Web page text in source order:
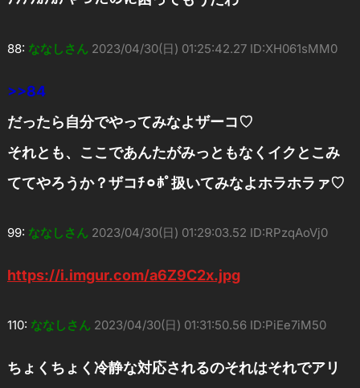
88: ななしさん 2023/04/30(日) 01:25:42.27 ID:XH061sMM0
>>84
だったら自分でやってみなよザーコ♡
それとも、ここであんたがみっともなくイクとこみ
ててやろうか？ザコﾁ⚪︎ﾎﾟ扱いてみなよホラホラァ♡
99: ななしさん 2023/04/30(日) 01:29:03.52 ID:RPzqAoVj0
https://i.imgur.com/a6Z9C2x.jpg
110: ななしさん 2023/04/30(日) 01:31:50.56 ID:PiEe7iM50
ちょくちょく冷静な対応されるのそれはそれでアリ